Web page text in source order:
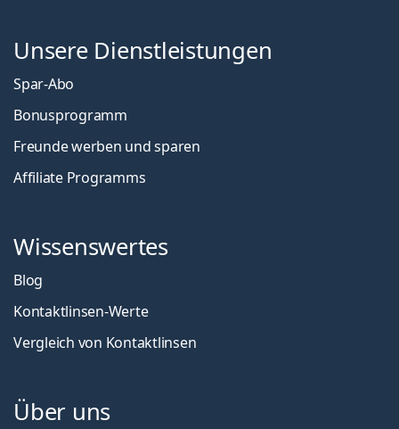
Unsere Dienstleistungen
Spar-Abo
Bonusprogramm
Freunde werben und sparen
Affiliate Programms
Wissenswertes
Blog
Kontaktlinsen-Werte
Vergleich von Kontaktlinsen
Über uns